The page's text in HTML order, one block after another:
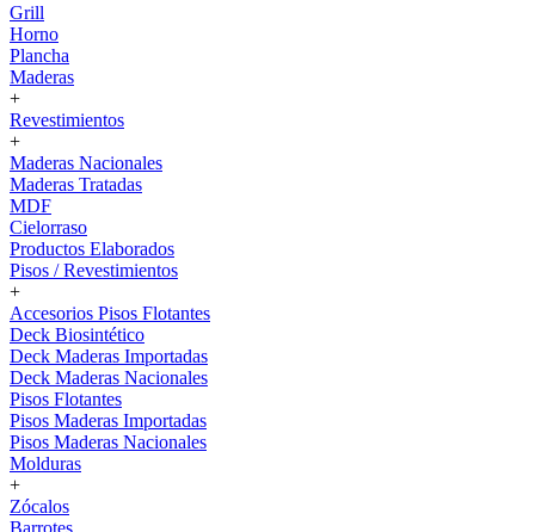
Grill
Horno
Plancha
Maderas
+
Revestimientos
+
Maderas Nacionales
Maderas Tratadas
MDF
Cielorraso
Productos Elaborados
Pisos / Revestimientos
+
Accesorios Pisos Flotantes
Deck Biosintético
Deck Maderas Importadas
Deck Maderas Nacionales
Pisos Flotantes
Pisos Maderas Importadas
Pisos Maderas Nacionales
Molduras
+
Zócalos
Barrotes